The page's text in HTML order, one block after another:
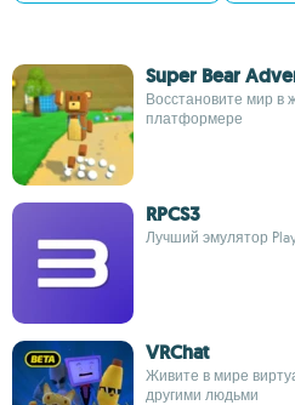
Super Bear
Восстановите мир в
платформере
RPCS3
Лучший эмулятор
VRChat
Живите в мире
другими людьми